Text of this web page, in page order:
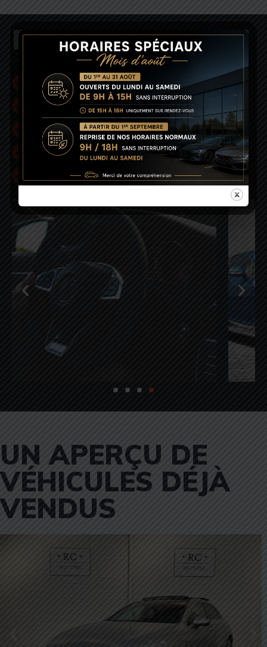
NOTRE GARAGE
Sérieux
Réactivité
Proximité
Professionnalisme
Disponibilité
UN APERÇU DE
VÉHICULES DÉJÀ
VENDUS